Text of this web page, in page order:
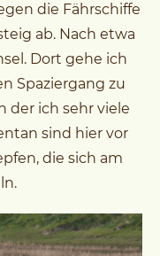
die Fährschiffe
ab. Nach etwa
Dort gehe ich
Spaziergang zu
der ich sehr viele
sind hier vor
die sich am